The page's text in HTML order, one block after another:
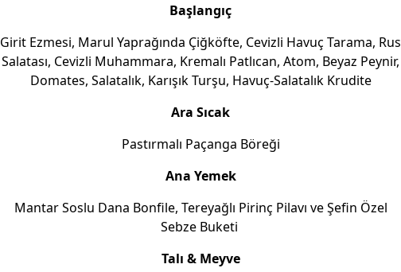
Başlangıç
Girit Ezmesi, Marul Yaprağında Çiğköfte, Cevizli Havuç Tarama, Rus
Salatası, Cevizli Muhammara, Kremalı Patlıcan, Atom, Beyaz Peynir,
Domates, Salatalık, Karışık Turşu, Havuç-Salatalık Krudite
Ara Sıcak
Pastırmalı Paçanga Böreği
Ana Yemek
Mantar Soslu Dana Bonfile, Tereyağlı Pirinç Pilavı ve Şefin Özel
Sebze Buketi
Talı & Meyve